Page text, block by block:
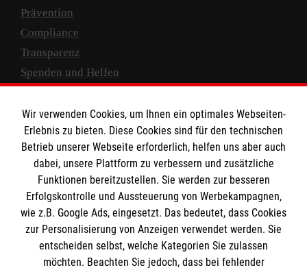
Prävention
Compliance
Transparenz
Spenden und Helfen
Empfänger: Malteser Hilfsdienst e.V.
IBAN: DE10 3706 0120 1201 2000 12
BIC: GENODED 1PA7
Wir verwenden Cookies, um Ihnen ein optimales Webseiten-
Erlebnis zu bieten. Diese Cookies sind für den technischen
Betrieb unserer Webseite erforderlich, helfen uns aber auch
dabei, unsere Plattform zu verbessern und zusätzliche
Funktionen bereitzustellen. Sie werden zur besseren
Erfolgskontrolle und Aussteuerung von Werbekampagnen,
wie z.B. Google Ads, eingesetzt. Das bedeutet, dass Cookies
zur Personalisierung von Anzeigen verwendet werden. Sie
entscheiden selbst, welche Kategorien Sie zulassen
möchten. Beachten Sie jedoch, dass bei fehlender